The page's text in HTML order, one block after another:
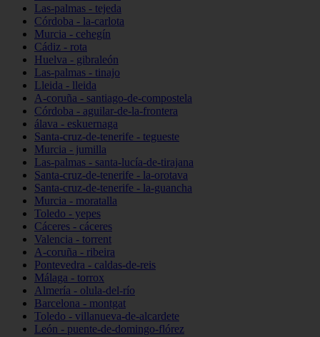
Las-palmas - tejeda
Córdoba - la-carlota
Murcia - cehegín
Cádiz - rota
Huelva - gibraleón
Las-palmas - tinajo
Lleida - lleida
A-coruña - santiago-de-compostela
Córdoba - aguilar-de-la-frontera
álava - eskuernaga
Santa-cruz-de-tenerife - tegueste
Murcia - jumilla
Las-palmas - santa-lucía-de-tirajana
Santa-cruz-de-tenerife - la-orotava
Santa-cruz-de-tenerife - la-guancha
Murcia - moratalla
Toledo - yepes
Cáceres - cáceres
Valencia - torrent
A-coruña - ribeira
Pontevedra - caldas-de-reis
Málaga - torrox
Almería - olula-del-río
Barcelona - montgat
Toledo - villanueva-de-alcardete
León - puente-de-domingo-flórez